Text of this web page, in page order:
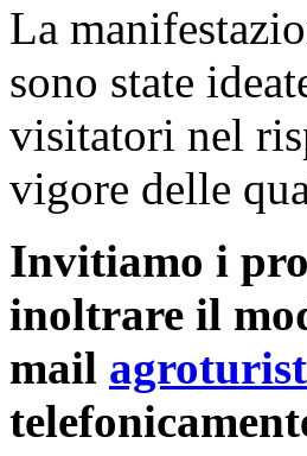
La
sono state
visitatori nel
vigore delle
Invitiamo i
inoltrare il
mail